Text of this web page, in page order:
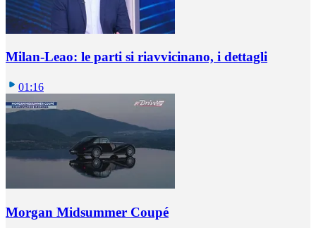
Milan-Leao: le parti si riavvicinano, i dettagli
01:16
Morgan Midsummer Coupé